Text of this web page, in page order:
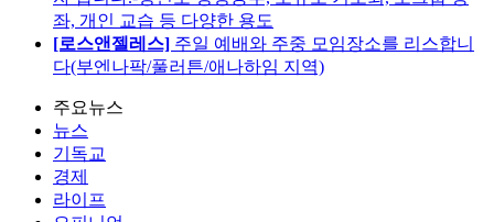
좌, 개인 교습 등 다양한 용도
[로스앤젤레스] 주일 예배와 주중 모임장소를 리스합니
다(부엔나팍/풀러튼/애나하임 지역)
주요뉴스
뉴스
기독교
경제
라이프